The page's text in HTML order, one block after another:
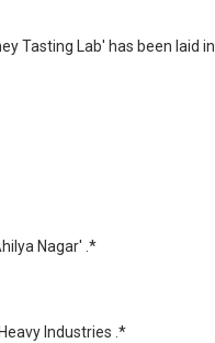
Tasting Lab' has been laid in
Nagar' .*
Industries .*